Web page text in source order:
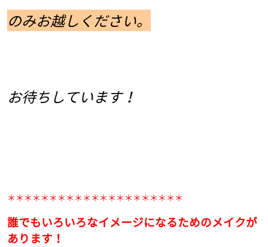
のみお越しください。
お待ちしています！
＊＊＊＊＊＊＊＊＊＊＊＊＊＊＊＊＊＊＊＊＊
誰でもいろいろなイメージになるためのメイクが
あります！